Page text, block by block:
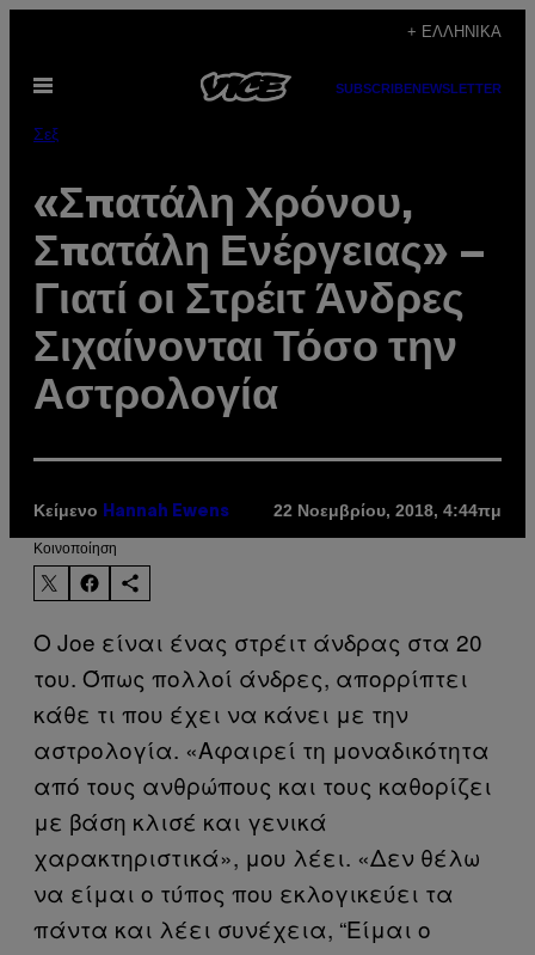
περιεχόμενο
+ ΕΛΛΗΝΙΚΆ
Ανοίξτε
SUBSCRIBENEWSLETTER
Σεξ
«Σπατάλη Χρόνου,
Σπατάλη Ενέργειας» –
Γιατί οι Στρέιτ Άνδρες
Σιχαίνονται Τόσο την
Αστρολογία
Κείμενο Hannah Ewens 22 Νοεμβρίου, 2018, 4:44πμ
Kοινοποίηση
Ο Joe είναι ένας στρέιτ άνδρας στα 20
του. Όπως πολλοί άνδρες, απορρίπτει
κάθε τι που έχει να κάνει με την
αστρολογία. «Αφαιρεί τη μοναδικότητα
από τους ανθρώπους και τους καθορίζει
με βάση κλισέ και γενικά
χαρακτηριστικά», μου λέει. «Δεν θέλω
να είμαι ο τύπος που εκλογικεύει τα
πάντα και λέει συνέχεια, “Είμαι ο